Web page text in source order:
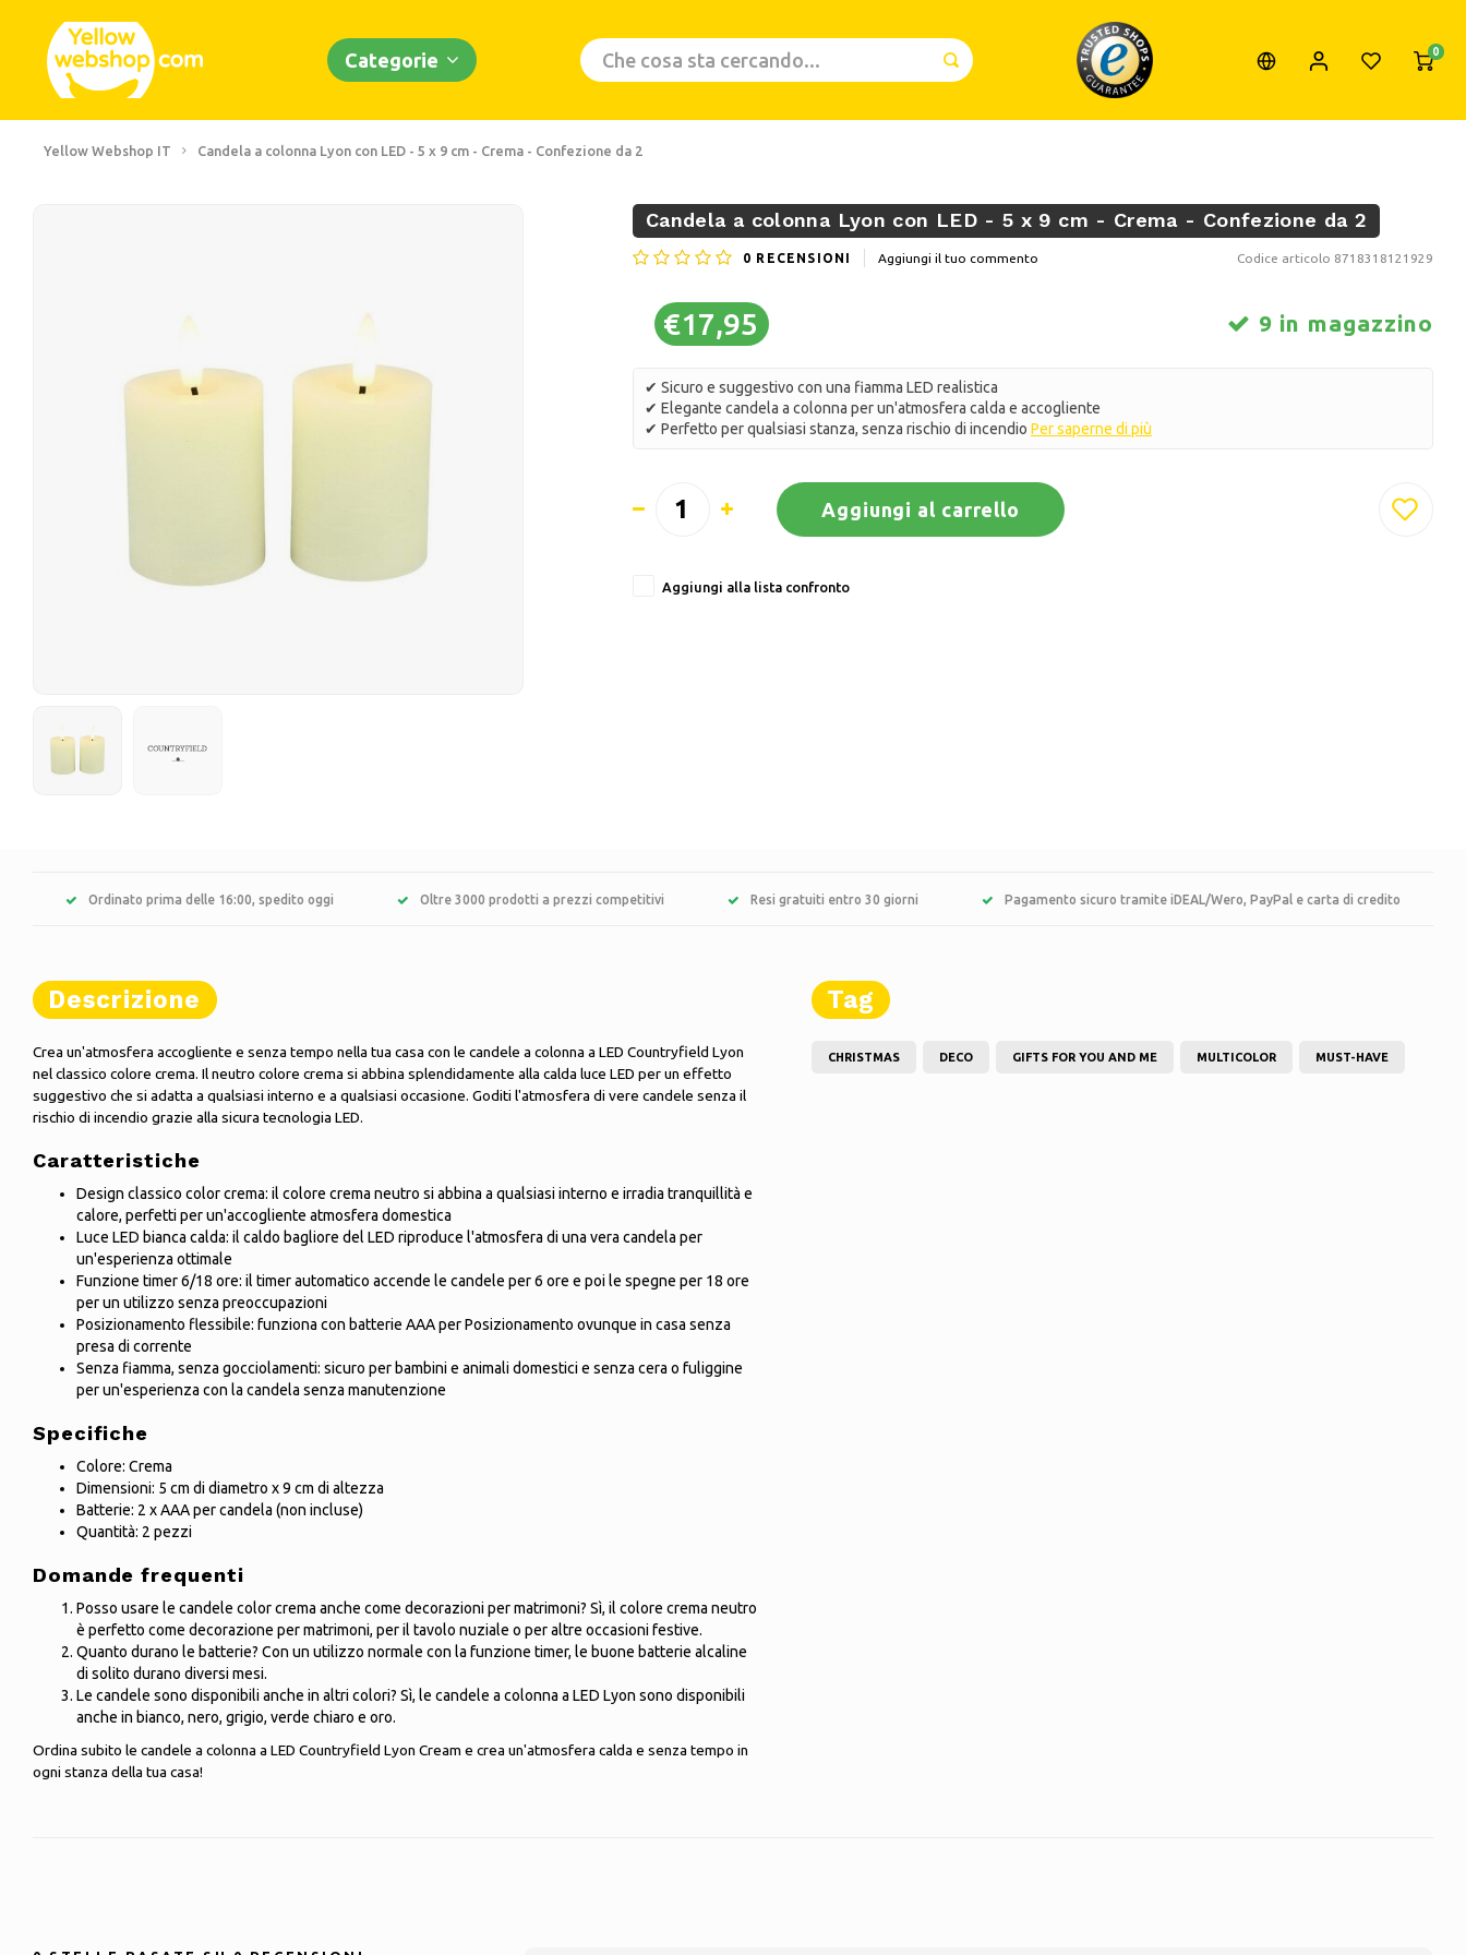
Categorie 0
Yellow Webshop IT Candela a colonna Lyon con LED - 5 x 9 cm - Crema - Confezione da 2
Candela a colonna Lyon con LED - 5 x 9 cm - Crema - Confezione da 2
0 RECENSIONI Aggiungi il tuo commento Codice articolo 8718318121929
€17,95 9 in magazzino
✔ Sicuro e suggestivo con una fiamma LED realistica
✔ Elegante candela a colonna per un'atmosfera calda e accogliente
✔ Perfetto per qualsiasi stanza, senza rischio di incendio Per saperne di più
Aggiungi al carrello
Aggiungi alla lista confronto
Ordinato prima delle 16:00, spedito oggi Oltre 3000 prodotti a prezzi competitivi Resi gratuiti entro 30 giorni Pagamento sicuro tramite iDEAL/Wero, PayPal e carta di credito
Descrizione
Crea un'atmosfera accogliente e senza tempo nella tua casa con le candele a colonna a LED Countryfield Lyon
nel classico colore crema. Il neutro colore crema si abbina splendidamente alla calda luce LED per un effetto
suggestivo che si adatta a qualsiasi interno e a qualsiasi occasione. Goditi l'atmosfera di vere candele senza il
rischio di incendio grazie alla sicura tecnologia LED.
Caratteristiche
Design classico color crema: il colore crema neutro si abbina a qualsiasi interno e irradia tranquillità e
calore, perfetti per un'accogliente atmosfera domestica
Luce LED bianca calda: il caldo bagliore del LED riproduce l'atmosfera di una vera candela per
un'esperienza ottimale
Funzione timer 6/18 ore: il timer automatico accende le candele per 6 ore e poi le spegne per 18 ore
per un utilizzo senza preoccupazioni
Posizionamento flessibile: funziona con batterie AAA per Posizionamento ovunque in casa senza
presa di corrente
Senza fiamma, senza gocciolamenti: sicuro per bambini e animali domestici e senza cera o fuliggine
per un'esperienza con la candela senza manutenzione
Specifiche
Colore: Crema
Dimensioni: 5 cm di diametro x 9 cm di altezza
Batterie: 2 x AAA per candela (non incluse)
Quantità: 2 pezzi
Domande frequenti
Posso usare le candele color crema anche come decorazioni per matrimoni? Sì, il colore crema neutro
è perfetto come decorazione per matrimoni, per il tavolo nuziale o per altre occasioni festive.
Quanto durano le batterie? Con un utilizzo normale con la funzione timer, le buone batterie alcaline
di solito durano diversi mesi.
Le candele sono disponibili anche in altri colori? Sì, le candele a colonna a LED Lyon sono disponibili
anche in bianco, nero, grigio, verde chiaro e oro.
Ordina subito le candele a colonna a LED Countryfield Lyon Cream e crea un'atmosfera calda e senza tempo in
ogni stanza della tua casa!
Tag
CHRISTMAS DECO GIFTS FOR YOU AND ME MULTICOLOR MUST-HAVE